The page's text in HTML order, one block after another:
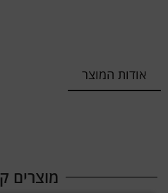
אודות המוצר
מוצרים